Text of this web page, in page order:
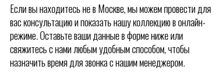
Если вы находитесь не в Москве, мы можем провести для
вас консультацию и показать нашу коллекцию в онлайн-
режиме. Оставьте ваши данные в форме ниже или
свяжитесь с нами любым удобным способом, чтобы
назначить время для звонка с нашим менеджером.